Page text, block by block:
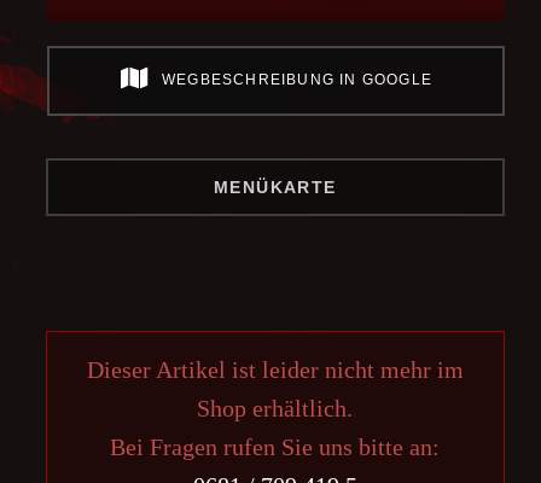
WEGBESCHREIBUNG IN GOOGLE
MENÜKARTE
Dieser Artikel ist leider nicht mehr im
Shop erhältlich.
Bei Fragen rufen Sie uns bitte an: